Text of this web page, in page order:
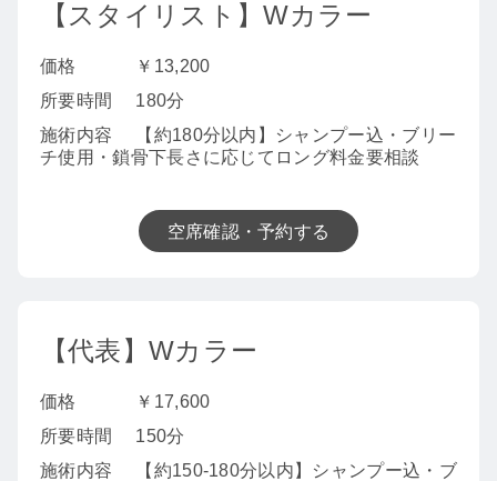
【スタイリスト】Wカラー
価格
￥13,200
所要時間
180分
施術内容
【約180分以内】シャンプー込・ブリー
チ使用・鎖骨下長さに応じてロング料金要相談
空席確認・予約する
【代表】Wカラー
価格
￥17,600
所要時間
150分
施術内容
【約150-180分以内】シャンプー込・ブ